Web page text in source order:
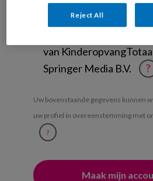
Weekoverzicht
van
Springer Media B.V.
?
Uw bovenstaande gegevens kunnen
uw profiel in overeenstemming met
?
Reject All